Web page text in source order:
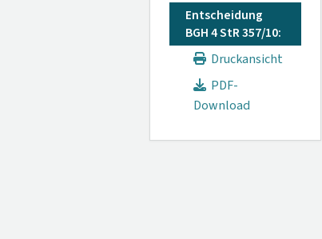
Entscheidung
BGH 4 StR 357/10:
Druckansicht
PDF-
Download